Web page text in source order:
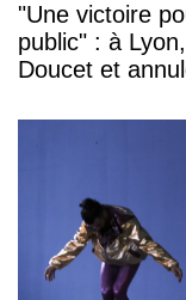
"Une victoire
public" : à
Doucet et